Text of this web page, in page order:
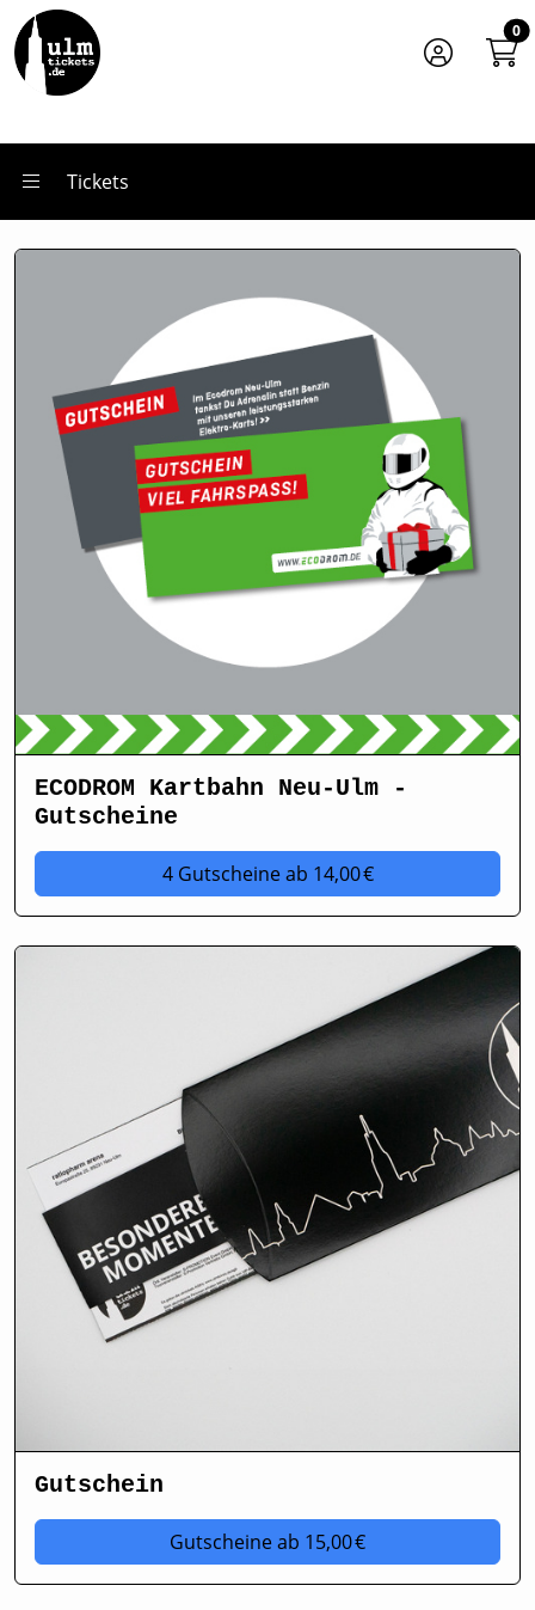
Zum Hauptinhalt springen 0
Tickets
Startseite
Gutscheine
ECODROM Kartbahn Neu-Ulm -
Gutscheine
4 Gutscheineab 14,00 €
Gutschein
Gutscheineab 15,00 €